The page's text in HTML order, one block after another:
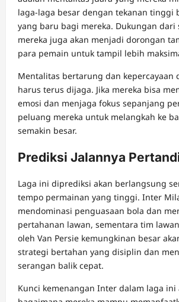
laga-laga besar dengan tekanan tinggi
yang baru bagi mereka. Dukungan dari
mereka juga akan menjadi dorongan
para pemain untuk tampil lebih
Mentalitas bertarung dan kepercayaan
harus terus dijaga. Jika mereka bisa
emosi dan menjaga fokus sepanjang
peluang mereka untuk melangkah ke
semakin besar.
Prediksi Jalannya
Laga ini diprediksi akan berlangsung
tempo permainan yang tinggi. Inter
mendominasi penguasaan bola dan
pertahanan lawan, sementara tim
oleh Van Persie kemungkinan besar
strategi bertahan yang disiplin dan
serangan balik cepat.
Kunci kemenangan Inter dalam laga ini